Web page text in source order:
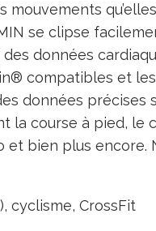
se clipse
données
compatibles et les
données précises
la course à pied, le
et bien plus encore.
cyclisme, CrossFit